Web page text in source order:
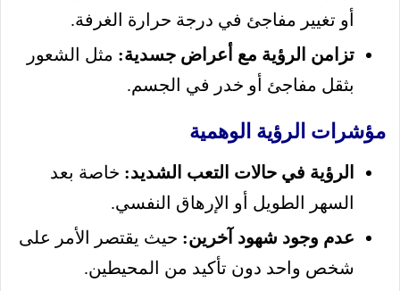
أو تغيير مفاجئ في درجة حرارة الغرفة.
تزامن الرؤية مع أعراض جسدية: مثل الشعور
بثقل مفاجئ أو خدر في الجسم.
مؤشرات الرؤية الوهمية
الرؤية في حالات التعب الشديد: خاصة بعد
السهر الطويل أو الإرهاق النفسي.
عدم وجود شهود آخرين: حيث يقتصر الأمر على
شخص واحد دون تأكيد من المحيطين.